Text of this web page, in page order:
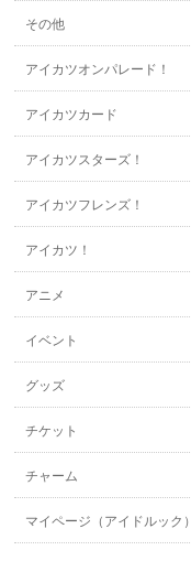
その他
アイカツオンパレード！
アイカツカード
アイカツスターズ！
アイカツフレンズ！
アイカツ！
アニメ
イベント
グッズ
チケット
チャーム
マイページ（アイドルック）